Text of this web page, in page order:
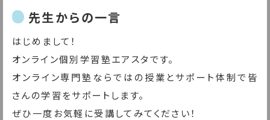
先生からの一言
はじめまして！
オンライン個別学習塾エアスタです。
オンライン専門塾ならではの授業とサポート体制で皆
さんの学習をサポートします。
ぜひ一度お気軽に受講してみてください！